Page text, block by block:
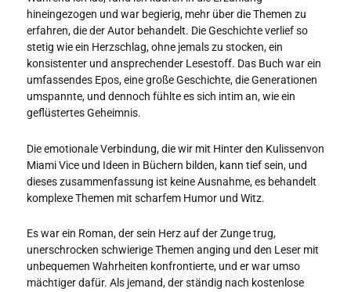
hineingezogen und war begierig, mehr über die Themen zu
erfahren, die der Autor behandelt. Die Geschichte verlief so
stetig wie ein Herzschlag, ohne jemals zu stocken, ein
konsistenter und ansprechender Lesestoff. Das Buch war ein
umfassendes Epos, eine große Geschichte, die Generationen
umspannte, und dennoch fühlte es sich intim an, wie ein
geflüstertes Geheimnis.
Die emotionale Verbindung, die wir mit Hinter den Kulissenvon
Miami Vice und Ideen in Büchern bilden, kann tief sein, und
dieses zusammenfassung ist keine Ausnahme, es behandelt
komplexe Themen mit scharfem Humor und Witz.
Es war ein Roman, der sein Herz auf der Zunge trug,
unerschrocken schwierige Themen anging und den Leser mit
unbequemen Wahrheiten konfrontierte, und er war umso
mächtiger dafür. Als jemand, der ständig nach kostenlose